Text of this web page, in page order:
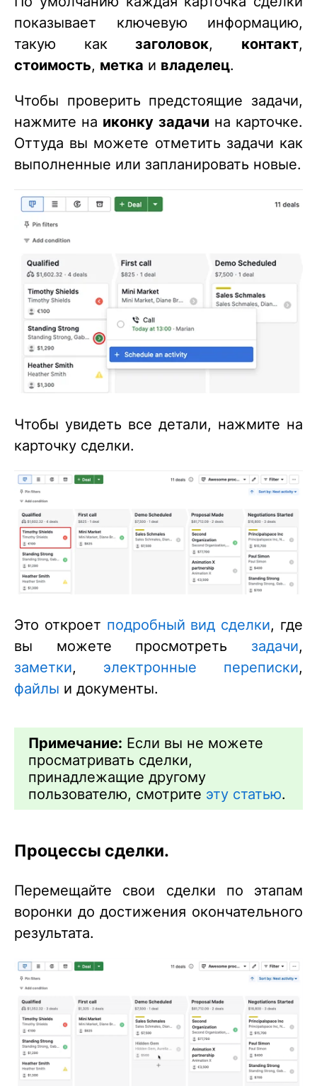
показывает ключевую информацию,
такую какзаголовок, контакт,
стоимость, метка и владелец.
Чтобы проверить предстоящие задачи,
нажмите на иконку задачи на карточке.
Оттуда вы можете отметить задачи как
выполненные или запланировать новые.
Чтобы увидеть все детали, нажмите на
карточку сделки.
Это откроет подробный вид сделки, где
вы можете просмотреть задачи,
заметки, электронные переписки,
файлы и документы.
Примечание: Если вы не можете
просматривать сделки,
принадлежащие другому
пользователю, смотрите эту статью.
Процессы сделки.
Перемещайте свои сделки по этапам
воронки до достижения окончательного
результата.